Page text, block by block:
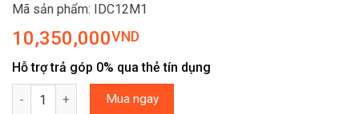
Mã sản phẩm: IDC12M1
10,350,000VND
Hỗ trợ trả góp 0% qua thẻ tín dụng
Điều hòa LG Inverter 9300 BTU IDC12M1 số lượng
Mua ngay